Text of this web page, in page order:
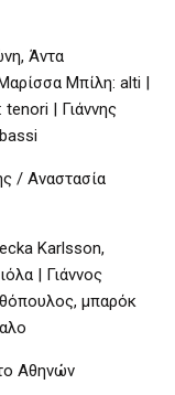
Άντα
Μπίλη: alti |
| Γιάννης
/ Αναστασία
Karlsson,
| Γιάννος
μπαρόκ
Αθηνών